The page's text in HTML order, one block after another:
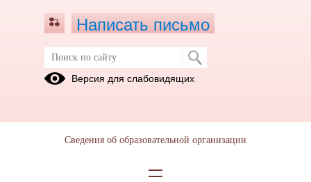
Безопасность на водных объектах в
летний период года
Что за летний отдых без купания? Тоска, да и только.
пруда или речки, озера или моря так и манит, так и
Написать письмо
Версия для слабовидящих
Сведения об образовательной организации